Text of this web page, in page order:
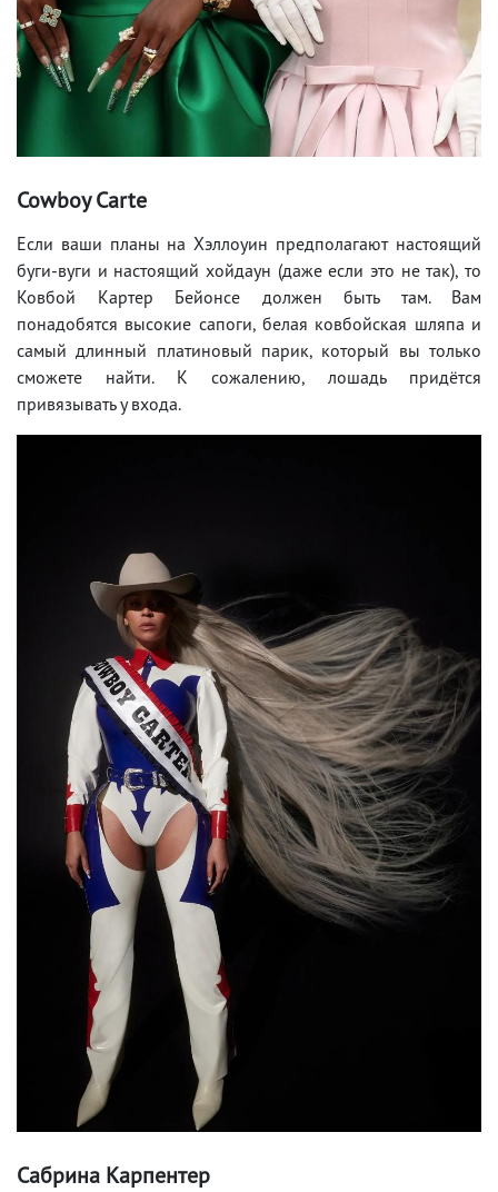
Cowboy Carte
Если ваши планы на Хэллоуин предполагают настоящий
буги-вуги и настоящий хойдаун (даже если это не так), то
Ковбой Картер Бейонсе должен быть там. Вам
понадобятся высокие сапоги, белая ковбойская шляпа и
самый длинный платиновый парик, который вы только
сможете найти. К сожалению, лошадь придётся
привязывать у входа.
Сабрина Карпентер